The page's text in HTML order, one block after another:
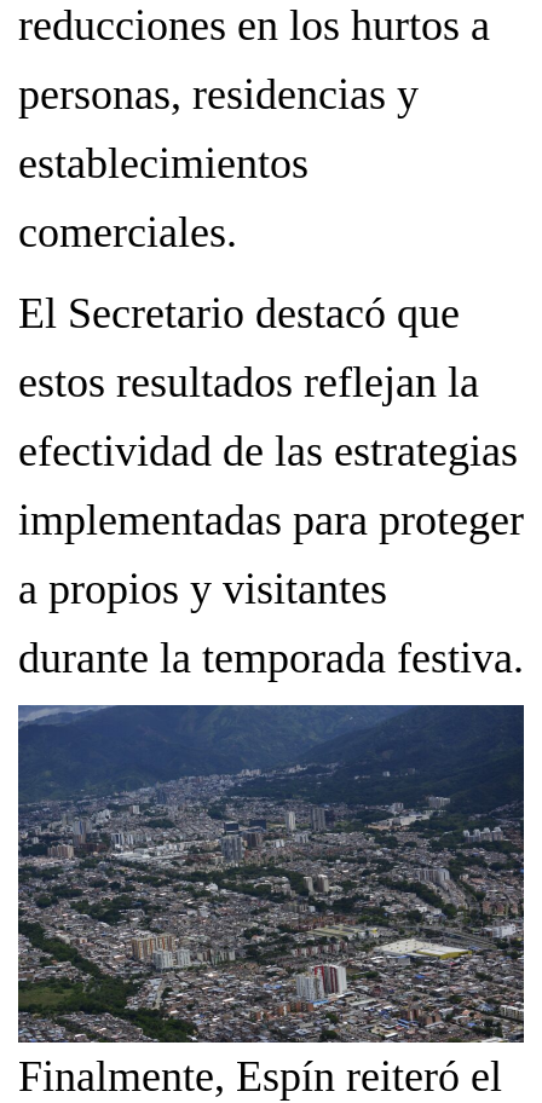
reducciones en los hurtos a
personas, residencias y
establecimientos
comerciales.
El Secretario destacó que
estos resultados reflejan la
efectividad de las estrategias
implementadas para proteger
a propios y visitantes
durante la temporada festiva.
Finalmente, Espín reiteró el